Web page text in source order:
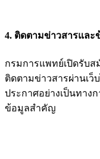
4. ติดตามข่าวสารและ
กรมการแพทย์เปิดรับส
ติดตามข่าวสารผ่านเว็
ประกาศอย่างเป็นทาง
ข้อมูลสำคัญ